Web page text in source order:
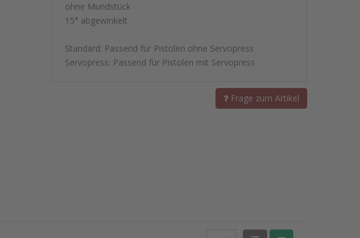
ohne Mundstück
15° abgewinkelt
Standard: Passend für Pistolen ohne Servopress
Servopress: Passend für Pistolen mit Servopress
Frage zum Artikel